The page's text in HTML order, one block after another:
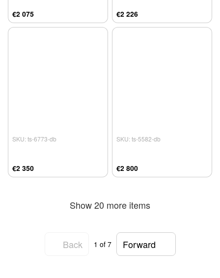
€2 075 €2 226
SKU: ts-6773-db
€2 350
SKU: ts-5582-db
€2 800
Show 20 more items
Back 1 of 7 Forward